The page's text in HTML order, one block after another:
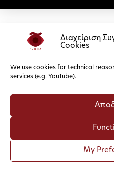
Διαχείριση
Cookies
We use cookies for technical
services (e.g. YouTube).
My